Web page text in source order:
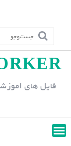
p
n
فایل های